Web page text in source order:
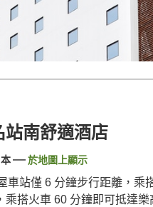
站南舒適酒店
於地圖上顯示
車站僅 6 分鐘步行距離，乘
乘搭火車 60 分鐘即可抵達